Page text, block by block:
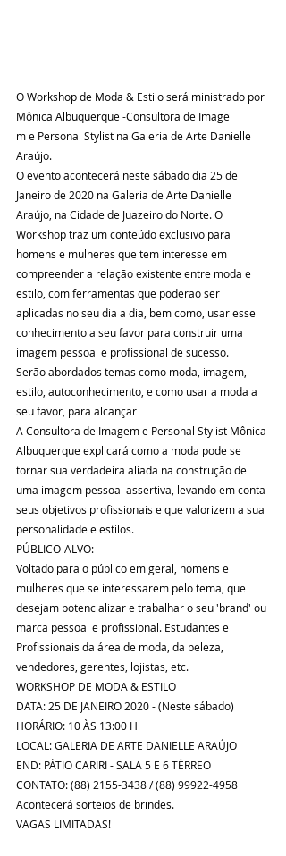
O Workshop de Moda & Estilo será ministrado por
Mônica Albuquerque -Consultora de Image
m e Personal Stylist na Galeria de Arte Danielle
Araújo.
O evento acontecerá neste sábado dia 25 de
Janeiro de 2020 na Galeria de Arte Danielle
Araújo, na Cidade de Juazeiro do Norte. O
Workshop traz um conteúdo exclusivo para
homens e mulheres que tem interesse em
compreender a relação existente entre moda e
estilo, com ferramentas que poderão ser
aplicadas no seu dia a dia, bem como, usar esse
conhecimento a seu favor para construir uma
imagem pessoal e profissional de sucesso.
Serão abordados temas como moda, imagem,
estilo, autoconhecimento, e como usar a moda a
seu favor, para alcançar
A Consultora de Imagem e Personal Stylist Mônica
Albuquerque explicará como a moda pode se
tornar sua verdadeira aliada na construção de
uma imagem pessoal assertiva, levando em conta
seus objetivos profissionais e que valorizem a sua
personalidade e estilos.
PÚBLICO-ALVO:
Voltado para o público em geral, homens e
mulheres que se interessarem pelo tema, que
desejam potencializar e trabalhar o seu 'brand' ou
marca pessoal e profissional. Estudantes e
Profissionais da área de moda, da beleza,
vendedores, gerentes, lojistas, etc.
WORKSHOP DE MODA & ESTILO
DATA: 25 DE JANEIRO 2020 - (Neste sábado)
HORÁRIO: 10 ÀS 13:00 H
LOCAL: GALERIA DE ARTE DANIELLE ARAÚJO
END: PÁTIO CARIRI - SALA 5 E 6 TÉRREO
CONTATO: (88) 2155-3438 / (88) 99922-4958
Acontecerá sorteios de brindes.
VAGAS LIMITADAS!